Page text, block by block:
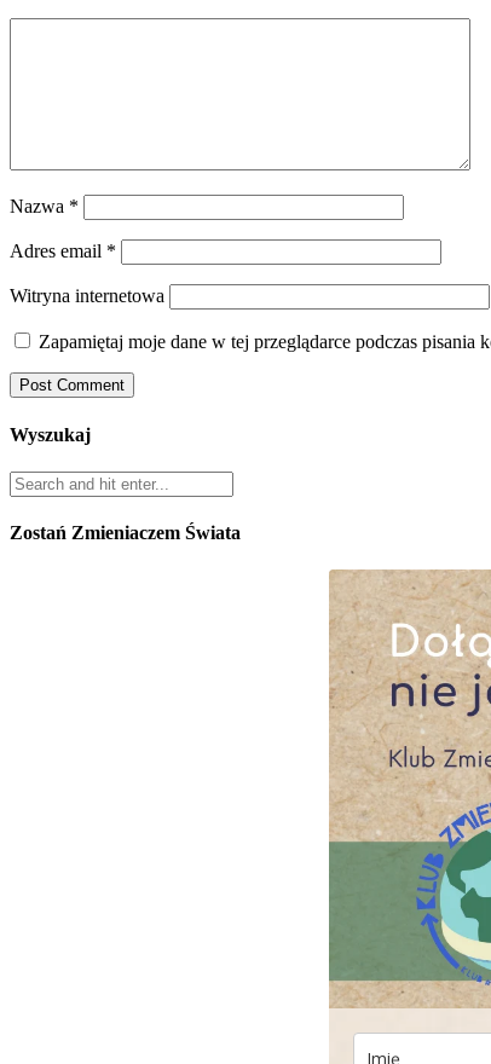
Nazwa *
Adres email *
Witryna internetowa
Zapamiętaj moje dane w tej przeglądarce podczas pisania
Wyszukaj
Zostań Zmieniaczem Świata